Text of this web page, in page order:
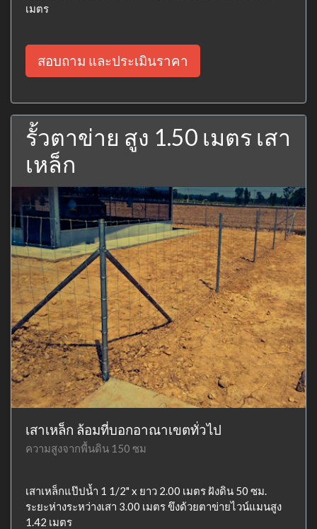
เมตร
สอบถาม และประเมินราคา
รั้วตาข่าย สูง 1.50 เมตร เสา
เหล็ก
เสาเหล็ก ล้อมที่บอกอาณาเขตทั่วไป
ความสูงจากพื้นดิน 150 ซม
เสาเหล็กแป๊ปน้ำ 1 1/2" x ยาว 2.00 เมตร ฝังดิน 50 ซม.
ระยะห่างระหว่างเสา 3.00 เมตร ขึงด้วยตาข่ายไวน์แมนสูง
1.42 เมตร